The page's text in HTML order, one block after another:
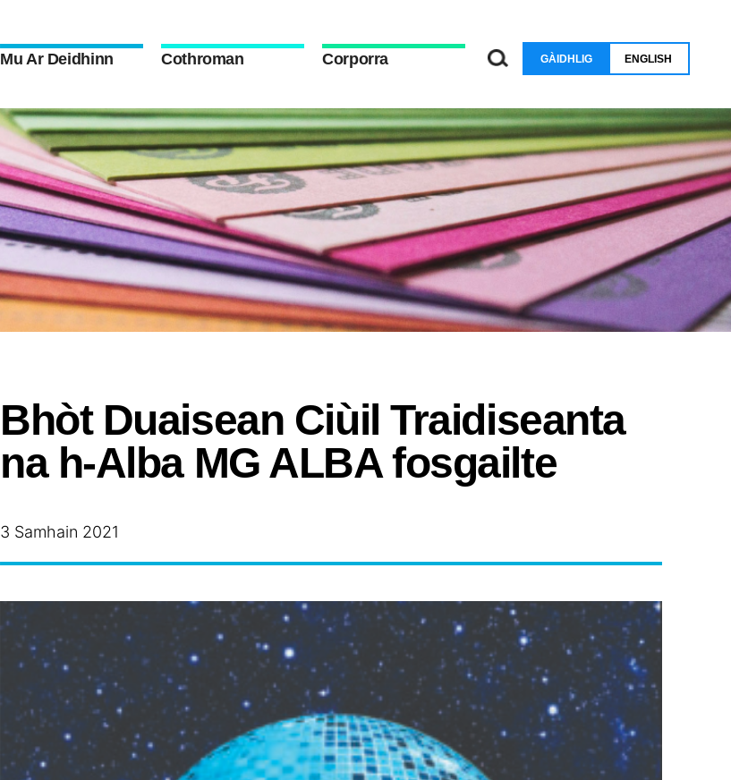
Mu Ar Deidhinn Cothroman Corporra GÀIDHLIG ENGLISH
Bhòt Duaisean Ciùil Traidiseanta
na h-Alba MG ALBA fosgailte
3 Samhain 2021